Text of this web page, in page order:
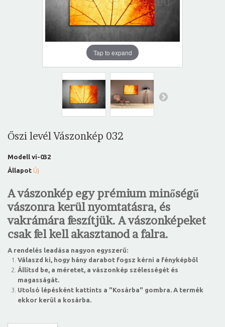
Tap to expand
Őszi levél Vászonkép 032
Modell vi-032
Állapot Új
A vászonkép egy prémium minőségű
vászonra kerül nyomtatásra, és
vakrámára feszítjük. A vászonképeket
csak fel kell akasztanod a falra.
A rendelés leadása nagyon egyszerű:
Válaszd ki, hogy hány darabot fogsz kérni a fényképből
Állítsd be, a méretet, a vászonkép szélességét és
magasságát.
Utolsó lépésként kattints a "Kosárba" gombra. A termék
ekkor kerül a kosárba.